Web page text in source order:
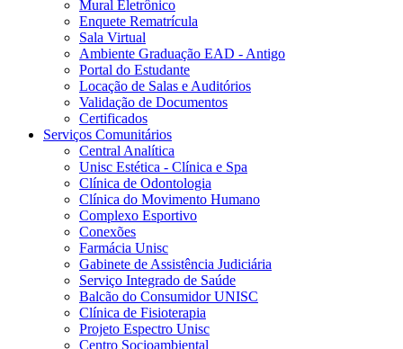
Mural Eletrônico
Enquete Rematrícula
Sala Virtual
Ambiente Graduação EAD - Antigo
Portal do Estudante
Locação de Salas e Auditórios
Validação de Documentos
Certificados
Serviços Comunitários
Central Analítica
Unisc Estética - Clínica e Spa
Clínica de Odontologia
Clínica do Movimento Humano
Complexo Esportivo
Conexões
Farmácia Unisc
Gabinete de Assistência Judiciária
Serviço Integrado de Saúde
Balcão do Consumidor UNISC
Clínica de Fisioterapia
Projeto Espectro Unisc
Centro Socioambiental